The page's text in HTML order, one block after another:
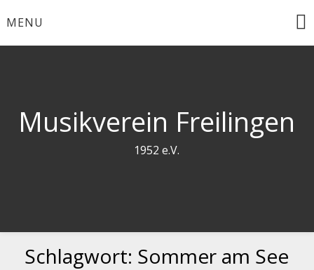
toMENU
Musikverein Freilingen
1952 e.V.
Schlagwort: Sommer am See